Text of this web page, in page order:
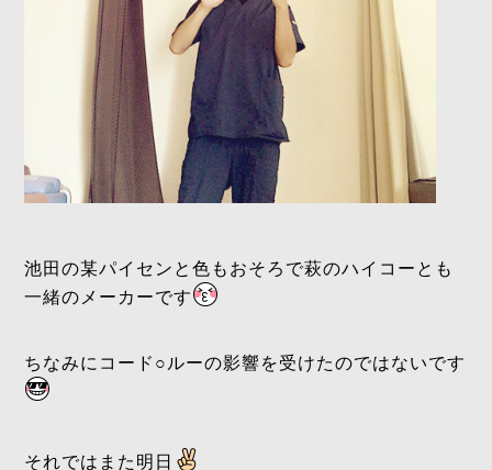
池田の某パイセンと色もおそろで萩のハイコーとも
一緒のメーカーです
ちなみにコード○ルーの影響を受けたのではないです
それではまた明日